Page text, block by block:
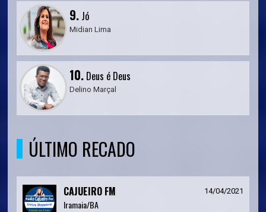
9. Jó
Midian Lima
10. Deus é Deus
Delino Marçal
ÚLTIMO RECADO
CAJUEIRO FM 14/04/2021
Iramaia/BA